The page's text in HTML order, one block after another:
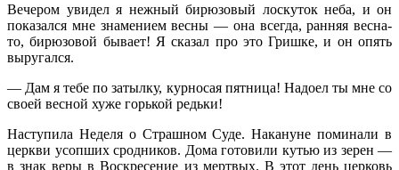
Вечером увидел я нежный бирюзовый лоскуток неба, и он
показался мне знамением весны — она всегда, ранняя весна-
то, бирюзовой бывает! Я сказал про это Гришке, и он опять
выругался.
— Дам я тебе по затылку, курносая пятница! Надоел ты мне со
своей весной хуже горькой редьки!
Наступила Неделя о Страшном Суде. Накануне поминали в
церкви усопших сродников. Дома готовили кутью из зерен —
в знак веры в Воскресение из мертвых. В этот день церковь